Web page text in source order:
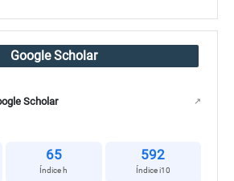
Google Scholar
Scholar ↗
65
Índice h
592
Índice i10